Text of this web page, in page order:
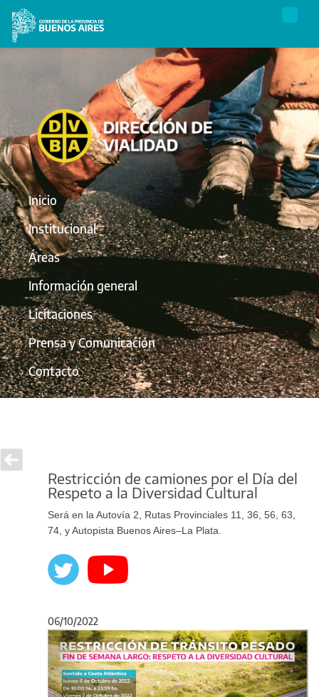
Inicio
Institucional
Áreas
Información general
Licitaciones
Prensa y Comunicación
Contacto
Restricción de camiones por el Día del
Respeto a la Diversidad Cultural
Será en la Autovía 2, Rutas Provinciales 11, 36, 56, 63,
74, y Autopista Buenos Aires–La Plata.
06/10/2022
Anterior